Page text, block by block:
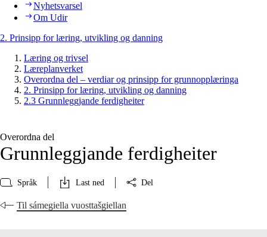
Nyhetsvarsel
Om Udir
2. Prinsipp for læring, utvikling og danning
Læring og trivsel
Læreplanverket
Overordna del – verdiar og prinsipp for grunnopplæringa
2. Prinsipp for læring, utvikling og danning
2.3 Grunnleggjande ferdigheiter
Overordna del
Grunnleggjande ferdigheiter
Språk Last ned Del
Til sámegiella vuosttašgiellan